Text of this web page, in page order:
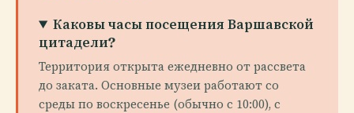
Каковы часы посещения Варшавской
цитадели?
Территория открыта ежедневно от рассвета
до заката. Основные музеи работают со
среды по воскресенье (обычно с 10:00), с